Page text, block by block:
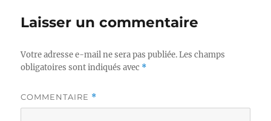
Laisser un commentaire
Votre adresse e-mail ne sera pas publiée. Les champs
obligatoires sont indiqués avec *
COMMENTAIRE *